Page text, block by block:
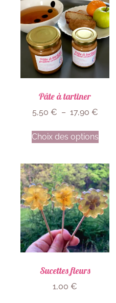
Pâte à tartiner
5,50 € – 17,90 €
Choix des options
Sucettes fleurs
1,00 €